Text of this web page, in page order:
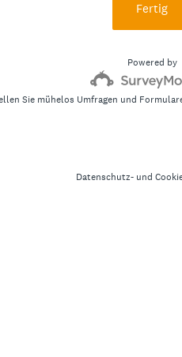
Fertig
Powered by
Sie mühelos Umfragen und
Datenschutz- und